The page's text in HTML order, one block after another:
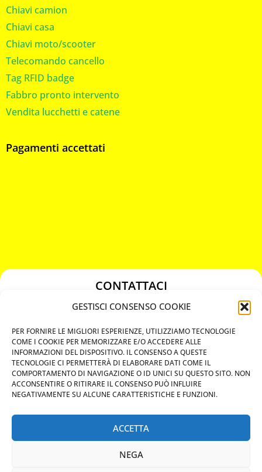
GESTISCI CONSENSO COOKIE
PER FORNIRE LE MIGLIORI ESPERIENZE, UTILIZZIAMO TECNOLOGIE
COME I COOKIE PER MEMORIZZARE E/O ACCEDERE ALLE
INFORMAZIONI DEL DISPOSITIVO. IL CONSENSO A QUESTE
TECNOLOGIE CI PERMETTERÀ DI ELABORARE DATI COME IL
COMPORTAMENTO DI NAVIGAZIONE O ID UNICI SU QUESTO SITO. NON
ACCONSENTIRE O RITIRARE IL CONSENSO PUÒ INFLUIRE
NEGATIVAMENTE SU ALCUNE CARATTERISTICHE E FUNZIONI.
ACCETTA
NEGA
Chiavi camion
Chiavi casa
Chiavi moto/scooter
Telecomando cancello
Tag RFID badge
Fabbro pronto intervento
Vendita lucchetti e catene
Pagamenti accettati
CONTATTACI
349 3863811
chiavicodificate@gmail.com
Privacy Policy
Cookie Policy
MAPS
CHIAMA ORA